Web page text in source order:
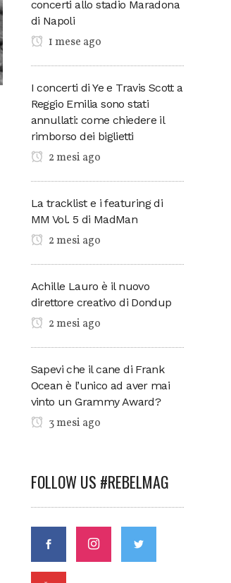
concerti allo stadio Maradona
di Napoli
1 mese ago
I concerti di Ye e Travis Scott a
Reggio Emilia sono stati
annullati: come chiedere il
rimborso dei biglietti
2 mesi ago
La tracklist e i featuring di
MM Vol. 5 di MadMan
2 mesi ago
Achille Lauro è il nuovo
direttore creativo di Dondup
2 mesi ago
Sapevi che il cane di Frank
Ocean è l’unico ad aver mai
vinto un Grammy Award?
3 mesi ago
FOLLOW US #REBELMAG